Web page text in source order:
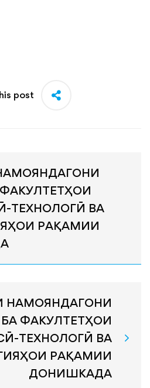
post
ФАКУЛТЕТҲОИ
ТЕХНОЛОГӢ ВА
РАҚАМИИ
НАМОЯНДАГОНИ
БА ФАКУЛТЕТҲОИ
ТЕХНОЛОГӢ ВА
РАҚАМИИ
ДОНИШКАДА